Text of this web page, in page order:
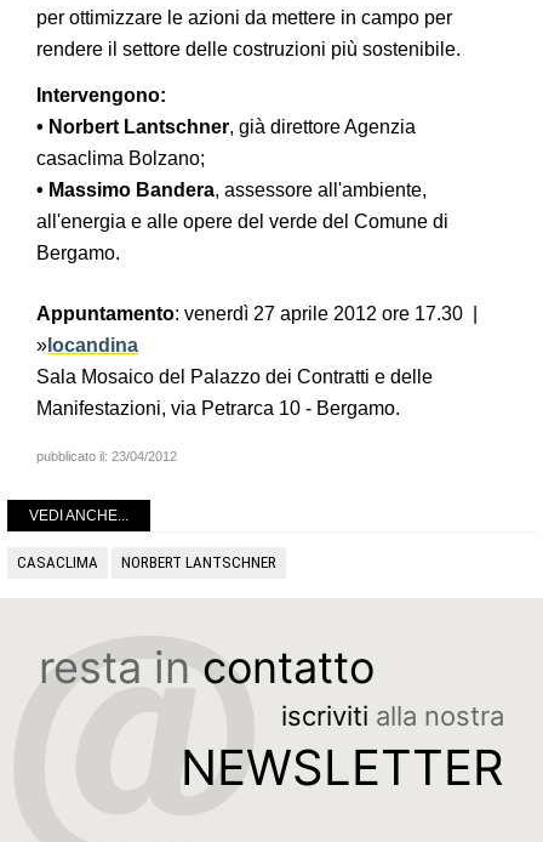
per ottimizzare le azioni da mettere in campo per
rendere il settore delle costruzioni più sostenibile.
Intervengono:
• Norbert Lantschner, già direttore Agenzia
casaclima Bolzano;
• Massimo Bandera, assessore all'ambiente,
all'energia e alle opere del verde del Comune di
Bergamo.
Appuntamento: venerdì 27 aprile 2012 ore 17.30
» locandina
Sala Mosaico del Palazzo dei Contratti e delle
Manifestazioni, via Petrarca 10 - Bergamo.
pubblicato il: 23/04/2012
VEDI ANCHE...
CASACLIMA NORBERT LANTSCHNER
resta in contatto
iscriviti alla nostra
NEWSLETTER